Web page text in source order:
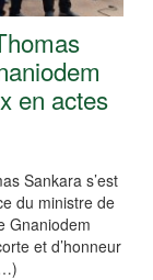
en actes
Sankara s’est
du ministre de
Gnaniodem
et d’honneur